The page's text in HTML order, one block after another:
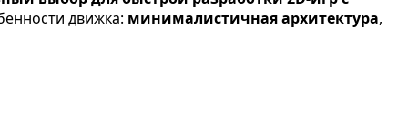
движка: минималистичная архитектура,